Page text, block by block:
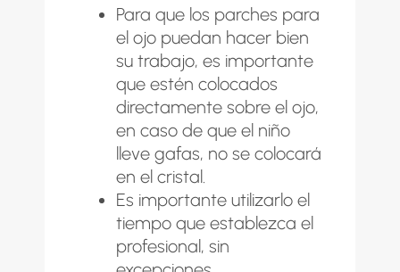
Para que los parches para
el ojo puedan hacer bien
su trabajo, es importante
que estén colocados
directamente sobre el ojo,
en caso de que el niño
lleve gafas, no se colocará
en el cristal.
Es importante utilizarlo el
tiempo que establezca el
profesional, sin